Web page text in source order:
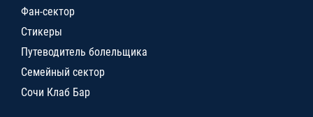
Фан-сектор
Стикеры
Путеводитель болельщика
Семейный сектор
Сочи Клаб Бар